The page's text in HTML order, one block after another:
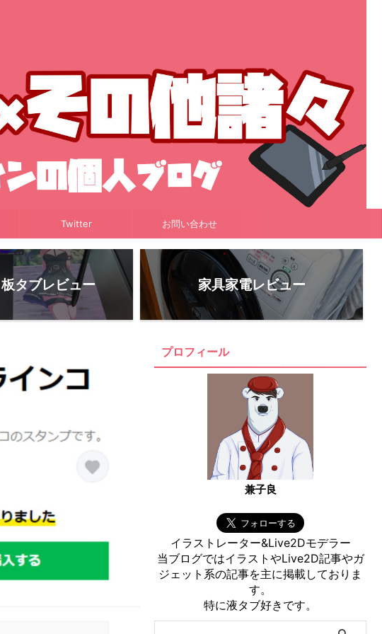
Twitter お問い合わせ
タブレビュー 家具家電レビュー
プロフィール
兼子良
イラストレーター&Live2Dモデラー
当ブログではイラストやLive2D記事やガ
ジェット系の記事を主に掲載しておりま
す。
特に液タブ好きです。